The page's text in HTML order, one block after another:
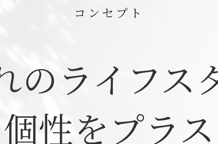
コンセプト
の ライフス
個性をプラス